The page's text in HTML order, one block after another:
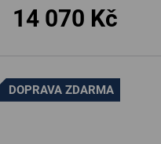
14 070 Kč
DOPRAVA ZDARMA